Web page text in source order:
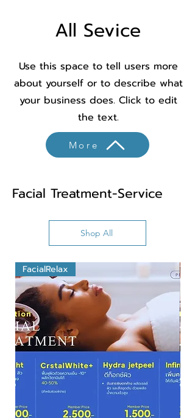
All Sevice
Use this space to tell users more
about yourself or to describe what
your business does. Click to edit
the text.
More
Facial Treatment-Service
Shop All
FacialRelax